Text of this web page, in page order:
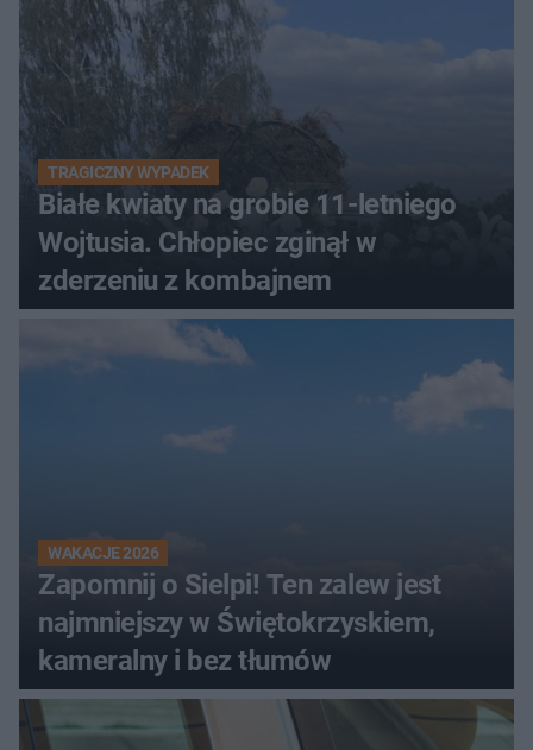
TRAGICZNY WYPADEK
Białe kwiaty na grobie 11-letniego
Wojtusia. Chłopiec zginął w
zderzeniu z kombajnem
WAKACJE 2026
Zapomnij o Sielpi! Ten zalew jest
najmniejszy w Świętokrzyskiem,
kameralny i bez tłumów